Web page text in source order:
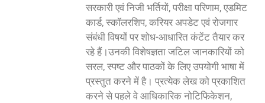
सरकारी एवं निजी भर्तियों, परीक्षा परिणाम, एडमिट
कार्ड, स्कॉलरशिप, करियर अपडेट एवं रोजगार
संबंधी विषयों पर शोध-आधारित कंटेंट तैयार कर
रहे हैं।उनकी विशेषज्ञता जटिल जानकारियों को
सरल, स्पष्ट और पाठकों के लिए उपयोगी भाषा में
प्रस्तुत करने में है। प्रत्येक लेख को प्रकाशित
करने से पहले वे आधिकारिक नोटिफिकेशन,